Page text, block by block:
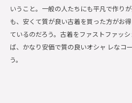
いうこと。一般の人たちにも平凡で作り
も、安くて質が良い古着を買った方がお
ているのだろう。古着をファストファッ
ば、かなり安価で質の良いオシャ レなコ
う。